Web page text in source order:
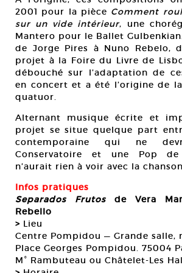
2001 pour la pièce Comment
sur un vide intérieur, une
Mantero pour le Ballet
de Jorge Pires à Nuno Rebelo,
projet à la Foire du Livre de
débouché sur l’adaptation de
en concert et a été l’origine de
quatuor.
Alternant musique écrite et
projet se situe quelque part
contemporaine qui ne
Conservatoire et une Pop
n’aurait rien à voir avec la
Infos pratiques
Separados Frutos de Vera
Rebello
> Lieu
Centre Pompidou — Grande salle,
Place Georges Pompidou. 75004
M° Rambuteau ou Châtelet-Les